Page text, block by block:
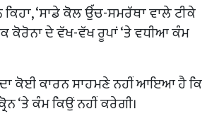
‘ਸਾਡੇ ਕੋਲ ਉੱਚ-ਸਮਰੱਥਾ ਵਾਲੇ ਟੀਕੇ
ਕੋਰੋਨਾ ਦੇ ਵੱਖ-ਵੱਖ ਰੂਪਾਂ ‘ਤੇ ਵਧੀਆ ਕੰਮ
ਕੋਈ ਕਾਰਨ ਸਾਹਮਣੇ ਨਹੀਂ ਆਇਆ ਹੈ ਕਿ
‘ਤੇ ਕੰਮ ਕਿਉਂ ਨਹੀਂ ਕਰੇਗੀ।